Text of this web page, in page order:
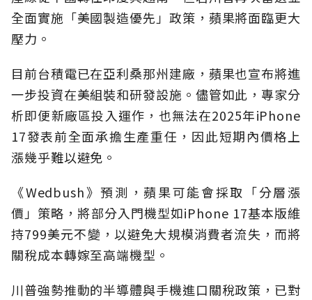
全面實施「美國製造優先」政策，蘋果將面臨更大
壓力。
目前台積電已在亞利桑那州建廠，蘋果也宣布將進
一步投資在美組裝和研發設施。儘管如此，專家分
析即便新廠區投入運作，也無法在2025年iPhone
17發表前全面承擔生產重任，因此短期內價格上
漲幾乎難以避免。
《Wedbush》預測，蘋果可能會採取「分層漲
價」策略，將部分入門機型如iPhone 17基本版維
持799美元不變，以避免大規模消費者流失，而將
關稅成本轉嫁至高端機型。
川普強勢推動的半導體與手機進口關稅政策，已對